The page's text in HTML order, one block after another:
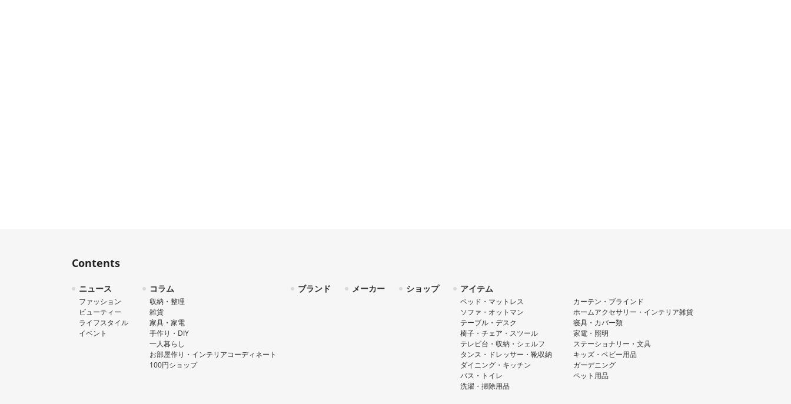
Contents
ニュース
ファッション
ビューティー
ライフスタイル
イベント
コラム
収納・整理
雑貨
家具・家電
手作り・DIY
一人暮らし
お部屋作り・インテリアコーディネート
100円ショップ
ブランド メーカー ショップ アイテム
ベッド・マットレス
ソファ・オットマン
テーブル・デスク
椅子・チェア・スツール
テレビ台・収納・シェルフ
タンス・ドレッサー・靴収納
ダイニング・キッチン
バス・トイレ
洗濯・掃除用品
カーテン・ブラインド
ホームアクセサリー・インテリア雑貨
寝具・カバー類
家電・照明
ステーショナリー・文具
キッズ・ベビー用品
ガーデニング
ペット用品